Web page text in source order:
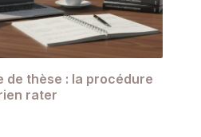
de thèse : la procédure
rater